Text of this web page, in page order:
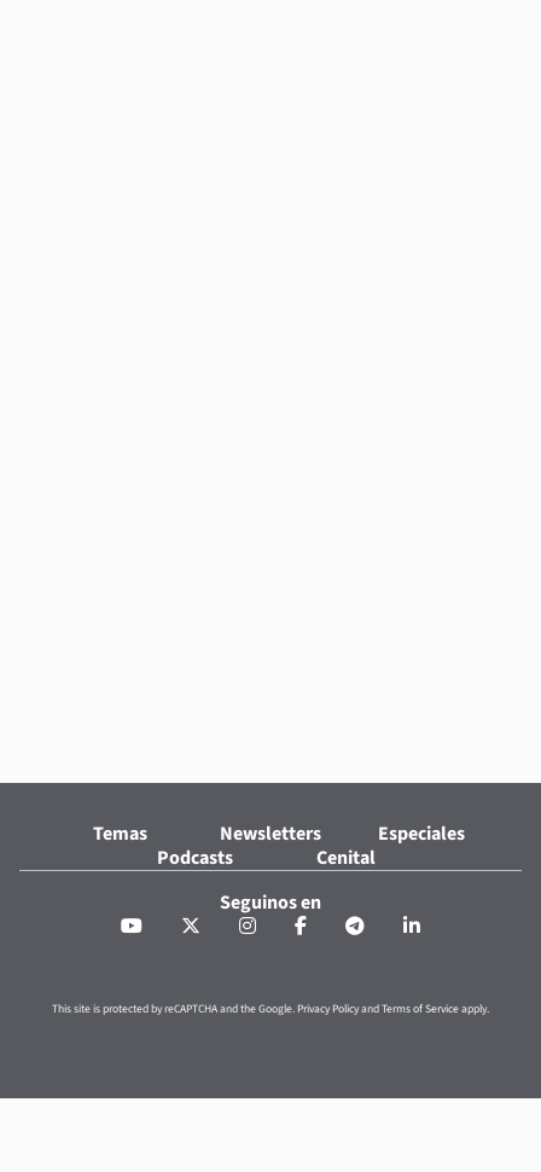
Temas Newsletters
Especiales
Podcasts
Cenital
Seguinos en
This site is protected by reCAPTCHA and the Google. Privacy PolicyandTerms of Serviceapply.